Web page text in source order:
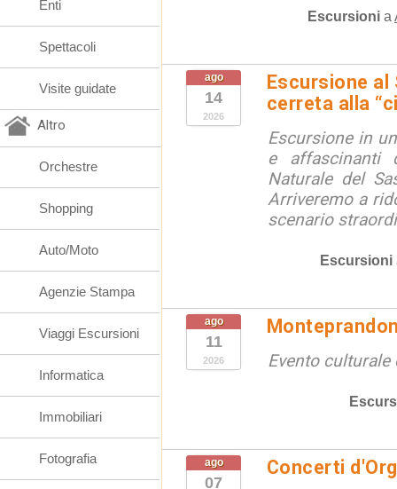
Escursioni a
ago
14
2026
Escursione al
cerreta alla
Escursione in
e affascinanti
Naturale del
Arriveremo a
scenario
Escursioni
ago
11
2026 Evento
ago
07
Concerti
Enti
Spettacoli
Visite guidate
Altro
Orchestre
Shopping
Auto/Moto
Agenzie Stampa
Viaggi Escursioni
Informatica
Immobiliari
Fotografia